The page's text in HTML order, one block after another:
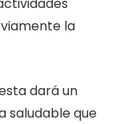
la
dará un
saludable que